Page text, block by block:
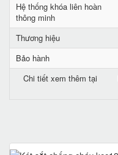
Hệ thống khóa liên hoàn
thông minh
Thương hiệu
Bảo hành
Chi tiết xem thêm tại